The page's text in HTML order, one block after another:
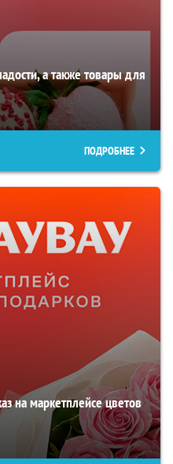
а также товары для
ПОДРОБНЕЕ
на маркетплейсе цветов